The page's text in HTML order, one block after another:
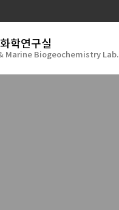
학연구실
Marine Biogeochemistry Lab.